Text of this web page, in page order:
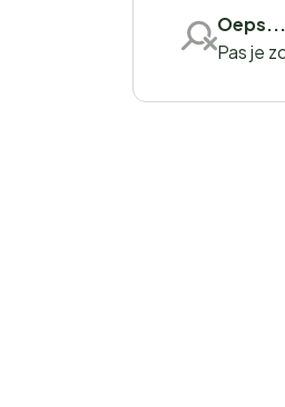
Pas je